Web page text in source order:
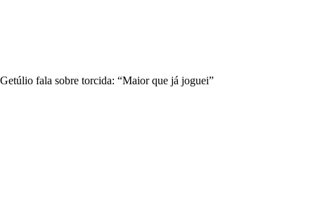
Getúlio fala sobre torcida: “Maior que já joguei”